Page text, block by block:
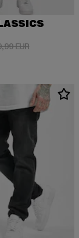
22,00 EUR
EURAktionspreis: